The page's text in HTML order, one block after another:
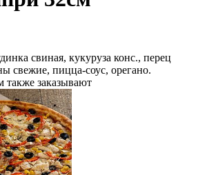
свиная, кукуруза конс., перец
свежие, пицца-соус, орегано.
заказывают